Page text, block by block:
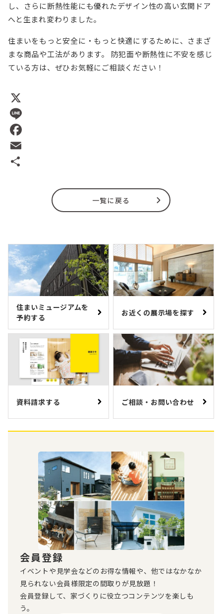
し、さらに断熱性能にも優れたデザイン性の高い玄関ドア
へと生まれ変わりました。
住まいをもっと安全に・もっと快適にするために、さまざ
まな商品や工法があります。 防犯面や断熱性に不安を感じ
ている方は、ぜひお気軽にご相談ください！
X
Line
Facebook
Email
一覧に戻る
住まいミュージアムを
予約する
お近くの展示場を探す
資料請求する ご相談・お問い合わせ
会員登録
イベントや見学会などのお得な情報や、他ではなかなか
見られない会員様限定の間取りが見放題！
会員登録して、家づくりに役立つコンテンツを楽しも
う。